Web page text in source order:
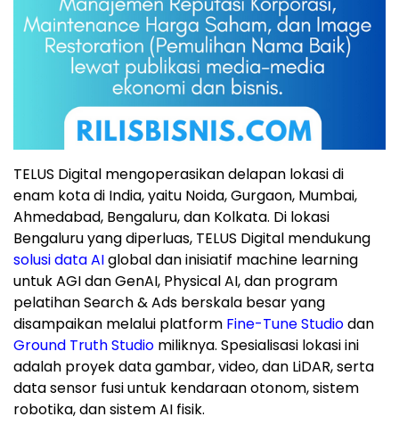
TELUS Digital mengoperasikan delapan lokasi di
enam kota di India, yaitu Noida, Gurgaon, Mumbai,
Ahmedabad, Bengaluru, dan Kolkata. Di lokasi
Bengaluru yang diperluas, TELUS Digital mendukung
solusi data AIglobal dan inisiatif machine learning
untuk AGI dan GenAI, Physical AI, dan program
pelatihan Search & Ads berskala besar yang
disampaikan melalui platform Fine-Tune Studiodan
Ground Truth Studio miliknya. Spesialisasi lokasi ini
adalah proyek data gambar, video, dan LiDAR, serta
data sensor fusi untuk kendaraan otonom, sistem
robotika, dan sistem AI fisik.